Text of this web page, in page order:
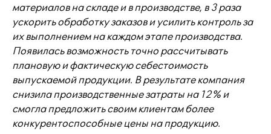
материалов на складе и в производстве, в 3 раза
ускорить обработку заказов и усилить контроль за
их выполнением на каждом этапе производства.
Появилась возможность точно рассчитывать
плановую и фактическую себестоимость
выпускаемой продукции. В результате компания
снизила производственные затраты на 12% и
смогла предложить своим клиентам более
конкурентоспособные цены на продукцию.